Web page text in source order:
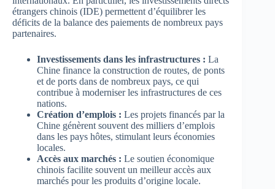
étrangers chinois (IDE) permettent d’équilibrer les
déficits de la balance des paiements de nombreux pays
partenaires.
Investissements dans les infrastructures : La
Chine finance la construction de routes, de ponts
et de ports dans de nombreux pays, ce qui
contribue à moderniser les infrastructures de ces
nations.
Création d’emplois : Les projets financés par la
Chine génèrent souvent des milliers d’emplois
dans les pays hôtes, stimulant leurs économies
locales.
Accès aux marchés : Le soutien économique
chinois facilite souvent un meilleur accès aux
marchés pour les produits d’origine locale.